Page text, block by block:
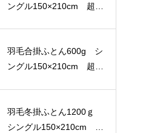
ングル150×210cm 超長
羽毛合掛ふとん600g シ
ングル150×210cm 超長
羽毛冬掛ふとん1200ｇ
シングル150×210cm 軽